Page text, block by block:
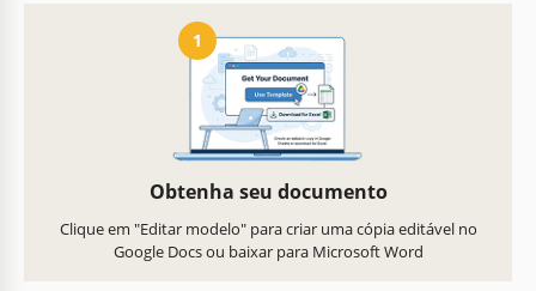
1
Obtenha seu documento
Clique em "Editar modelo" para criar uma cópia editável no
Google Docs ou baixar para Microsoft Word